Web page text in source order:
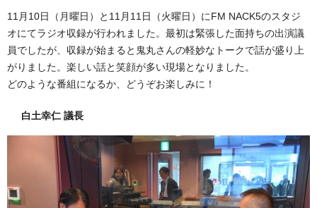
11月10日（月曜日）と11月11日（火曜日）にFM NACK5のスタジ
オにてラジオ収録が行われました。最初は緊張した面持ちの出演議
員でしたが、収録が始まると鬼丸さんの軽妙なトークで話が盛り上
がりました。楽しい話と笑顔が多い現場となりました。
どのような番組になるか、どうぞお楽しみに！
白土幸仁 議長